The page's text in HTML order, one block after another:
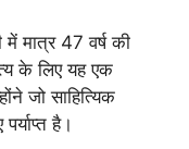
मात्र 47 वर्ष की
के लिए यह एक
जो साहित्यिक
है।